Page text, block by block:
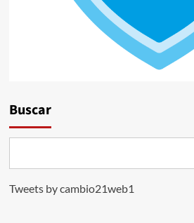
Buscar
Tweets by cambio21web1